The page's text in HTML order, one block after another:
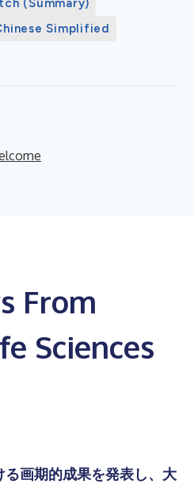
(Summary)
Simplified
From
Sciences
る画期的成果を発表し、大